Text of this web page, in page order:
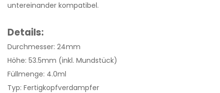
untereinander kompatibel.
Details:
Durchmesser: 24mm
Höhe: 53.5mm (inkl. Mundstück)
Füllmenge: 4.0ml
Typ: Fertigkopfverdampfer